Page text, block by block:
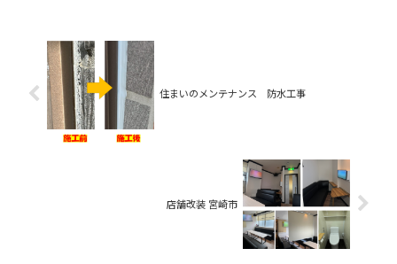
住まいのメンテナンス 防水工事
店舗改装 宮崎市